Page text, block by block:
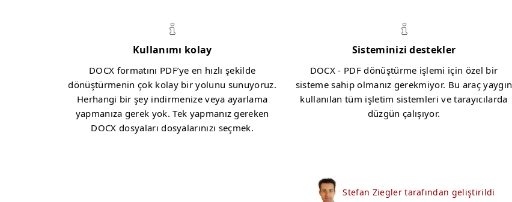
Kullanımı kolay
DOCX formatını PDF’ye en hızlı şekilde
dönüştürmenin çok kolay bir yolunu sunuyoruz.
Herhangi bir şey indirmenize veya ayarlama
yapmanıza gerek yok. Tek yapmanız gereken
DOCX dosyaları dosyalarınızı seçmek.
Sisteminizi destekler
DOCX - PDF dönüştürme işlemi için özel bir
sisteme sahip olmanız gerekmiyor. Bu araç yaygın
kullanılan tüm işletim sistemleri ve tarayıcılarda
düzgün çalışıyor.
Stefan Ziegler tarafından geliştirildi